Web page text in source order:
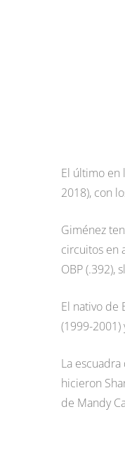
El último en
2018), con
Giménez
circuitos en
OBP (.392),
El nativo de
(1999-
La
hicieron
de Mandy